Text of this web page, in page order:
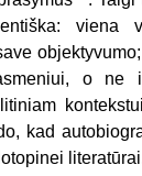
viena
o ne
kad